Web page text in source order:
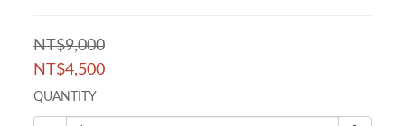
NT$9,000
NT$4,500
QUANTITY